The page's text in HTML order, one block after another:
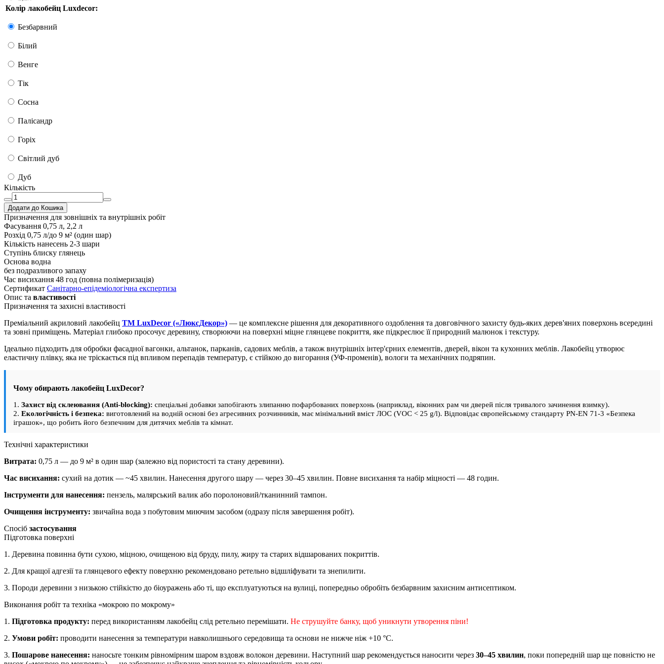
Колір лакобейц Luxdecor:
Безбарвний
Білий
Венге
Тік
Сосна
Палісандр
Горіх
Світлий дуб
Дуб
Кількість
Додати до Кошика
Призначення для зовнішніх та внутрішніх робіт
Фасування 0,75 л, 2,2 л
Розхід 0,75 л/до 9 м² (один шар)
Кількість нанесень 2-3 шари
Ступінь блиску глянець
Основа водна
без подразливого запаху
Час висихання 48 год (повна полімеризація)
Сертификат Санітарно-епідеміологічна експертиза
Опис та властивості
Призначення та захисні властивості
Преміальний акриловий лакобейц ТМ LuxDecor («ЛюксДекор») — це комплексне рішення для декоративного оздоблення та довговічного захисту будь-яких дерев'яних поверхонь всередині
та зовні приміщень. Матеріал глибоко просочує деревину, створюючи на поверхні міцне глянцеве покриття, яке підкреслює її природний малюнок і текстуру.
Ідеально підходить для обробки фасадної вагонки, альтанок, парканів, садових меблів, а також внутрішніх інтер'єрних елементів, дверей, вікон та кухонних меблів. Лакобейц утворює
еластичну плівку, яка не тріскається під впливом перепадів температур, є стійкою до вигорання (УФ-променів), вологи та механічних подряпин.
Чому обирають лакобейц LuxDecor?
1. Захист від склеювання (Anti-blocking): спеціальні добавки запобігають злипанню пофарбованих поверхонь (наприклад, віконних рам чи дверей після тривалого зачинення взимку).
2. Екологічність і безпека: виготовлений на водній основі без агресивних розчинників, має мінімальний вміст ЛОC (VOC < 25 g/l). Відповідає європейському стандарту PN-EN 71-3 «Безпека
іграшок», що робить його безпечним для дитячих меблів та кімнат.
Технічні характеристики
Витрата: 0,75 л — до 9 м² в один шар (залежно від пористості та стану деревини).
Час висихання: сухий на дотик — ~45 хвилин. Нанесення другого шару — через 30–45 хвилин. Повне висихання та набір міцності — 48 годин.
Інструменти для нанесення: пензель, малярський валик або поролоновий/тканинний тампон.
Очищення інструменту: звичайна вода з побутовим миючим засобом (одразу після завершення робіт).
Спосіб застосування
Підготовка поверхні
1. Деревина повинна бути сухою, міцною, очищеною від бруду, пилу, жиру та старих відшарованих покриттів.
2. Для кращої адгезії та глянцевого ефекту поверхню рекомендовано ретельно відшліфувати та знепилити.
3. Породи деревини з низькою стійкістю до біоуражень або ті, що експлуатуються на вулиці, попередньо обробіть безбарвним захисним антисептиком.
Виконання робіт та техніка «мокрою по мокрому»
1. Підготовка продукту: перед використанням лакобейц слід ретельно перемішати. Не струшуйте банку, щоб уникнути утворення піни!
2. Умови робіт: проводити нанесення за температури навколишнього середовища та основи не нижче ніж +10 °C.
3. Пошарове нанесення: наносьте тонким рівномірним шаром вздовж волокон деревини. Наступний шар рекомендується наносити через 30–45 хвилин, поки попередній шар ще повністю не